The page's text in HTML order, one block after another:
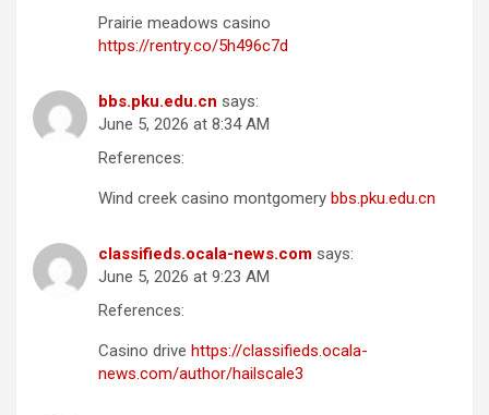
Prairie meadows casino
https://rentry.co/5h496c7d
bbs.pku.edu.cn says:
June 5, 2026 at 8:34 AM
References:
Wind creek casino montgomery bbs.pku.edu.cn
classifieds.ocala-news.com says:
June 5, 2026 at 9:23 AM
References:
Casino drive https://classifieds.ocala-
news.com/author/hailscale3